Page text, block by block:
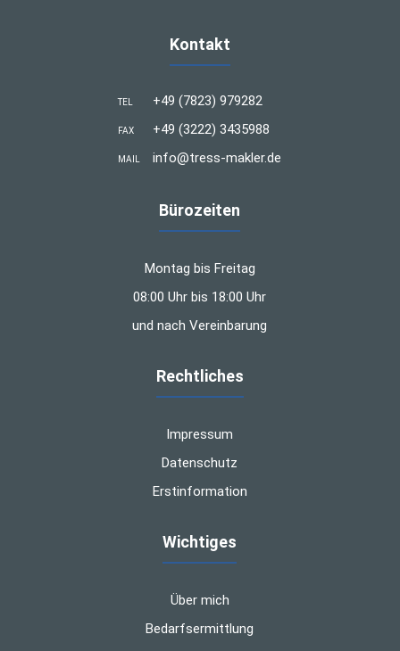
Kontakt
TEL +49 (7823) 979282
FAX +49 (3222) 3435988
MAIL info@tress-makler.de
Bürozeiten
Montag bis Freitag
08:00 Uhr bis 18:00 Uhr
und nach Vereinbarung
Rechtliches
Impressum
Datenschutz
Erstinformation
Wichtiges
Über mich
Bedarfsermittlung